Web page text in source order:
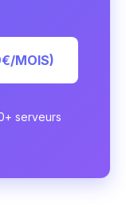
MOIS)
serveurs